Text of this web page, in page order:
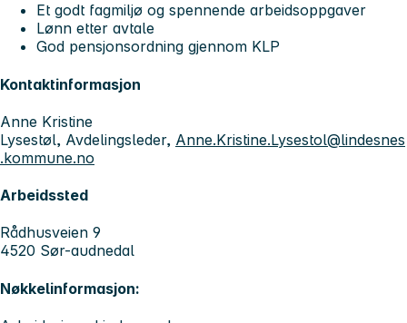
Et godt fagmiljø og spennende arbeidsoppgaver
Lønn etter avtale
God pensjonsordning gjennom KLP
Kontaktinformasjon
Anne Kristine
Lysestøl, Avdelingsleder, Anne.Kristine.Lysestol@lindesnes
.kommune.no
Arbeidssted
Rådhusveien 9
4520 Sør-audnedal
Nøkkelinformasjon: